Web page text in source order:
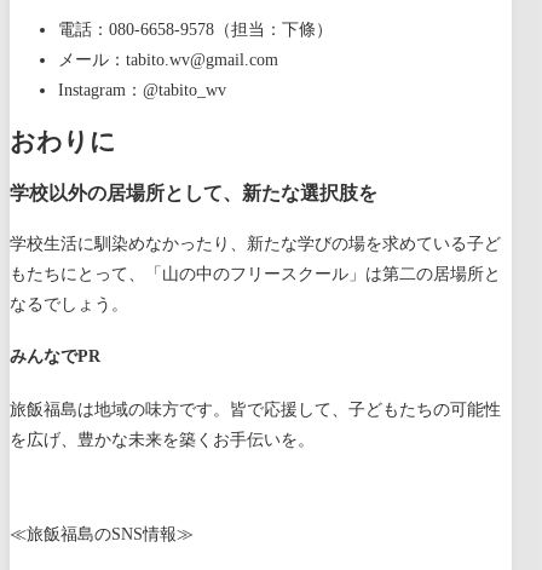
電話：080-6658-9578（担当：下條）
メール：tabito.wv@gmail.com
Instagram：@tabito_wv
おわりに
学校以外の居場所として、新たな選択肢を
学校生活に馴染めなかったり、新たな学びの場を求めている子ど
もたちにとって、「山の中のフリースクール」は第二の居場所と
なるでしょう。
みんなでPR
旅飯福島は地域の味方です。皆で応援して、子どもたちの可能性
を広げ、豊かな未来を築くお手伝いを。
≪旅飯福島のSNS情報≫